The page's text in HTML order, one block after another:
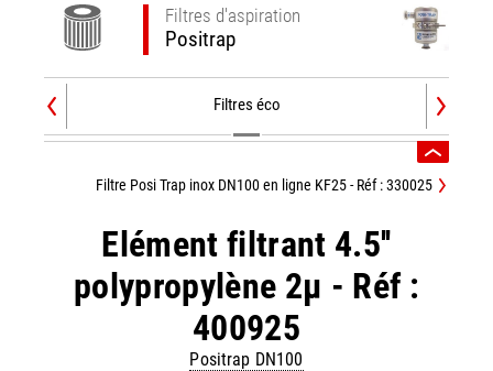
Filtres d'aspiration
Positrap
Filtres éco
Elément filtrant 4.5''
polypropylène 2µ - Réf :
400925
Positrap DN100
Filtre Posi Trap inox DN100 en ligne KF25 - Réf : 330025